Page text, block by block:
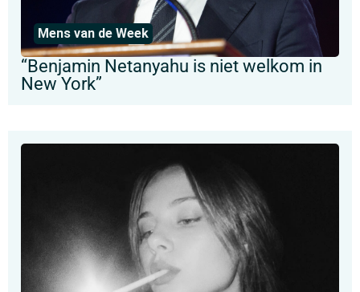
Mens van de Week
“Benjamin Netanyahu is niet welkom in
New York”